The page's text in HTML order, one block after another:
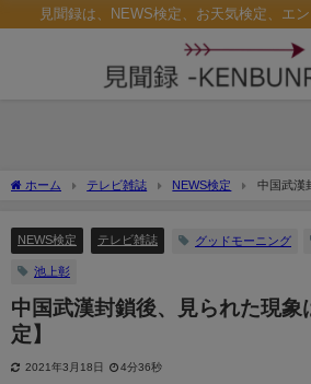
見聞録は、NEWS検定、お天気検定、エ
ホーム テレビ雑誌 NEWS検定
中国武漢
NEWS検定 テレビ雑誌 グッドモーニング
池上彰
中国武漢封鎖後、見られた現象
定】
2021年3月18日 4分36秒